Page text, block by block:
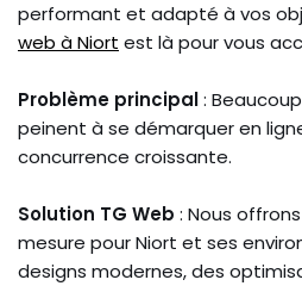
performant et adapté à vos
web à Niort est là pour vous
Problème principal:
peinent à se démarquer en
concurrence croissante.
Solution TG Web : Nous
mesure pour Niort et ses
designs modernes, des